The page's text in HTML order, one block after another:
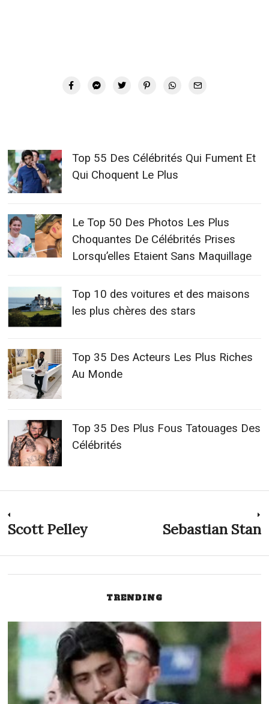
Top 55 Des Célébrités Qui Fument Et
Qui Choquent Le Plus
Le Top 50 Des Photos Les Plus
Choquantes De Célébrités Prises
Lorsqu’elles Etaient Sans Maquillage
Top 10 des voitures et des maisons
les plus chères des stars
Top 35 Des Acteurs Les Plus Riches
Au Monde
Top 35 Des Plus Fous Tatouages Des
Célébrités
Navigation
de
Previous
Scott Pelley Sebastian Stan
TRENDING